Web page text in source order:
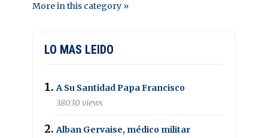
More in this category »
LO MAS LEIDO
A Su Santidad Papa Francisco
38030 views
Alban Gervaise, médico militar